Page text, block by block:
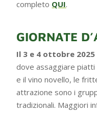
completo QUI.
GIORNATE
Il 3 e 4 ottobre 2025
dove assaggiare
e il vino novello, le
attrazione sono i
tradizionali. Maggiori